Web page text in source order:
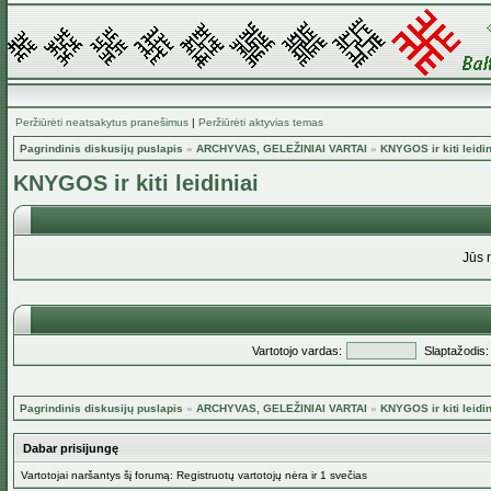
Peržiūrėti neatsakytus pranešimus | Peržiūrėti aktyvias temas
Pagrindinis diskusijų puslapis » ARCHYVAS, GELEŽINIAI VARTAI » KNYGOS ir kiti
KNYGOS ir kiti leidiniai
Jūs
Vartotojo vardas: Slaptažodis:
Pagrindinis diskusijų puslapis » ARCHYVAS, GELEŽINIAI VARTAI » KNYGOS ir kiti
Dabar prisijungę
Vartotojai naršantys šį forumą: Registruotų vartotojų nėra ir 1 svečias